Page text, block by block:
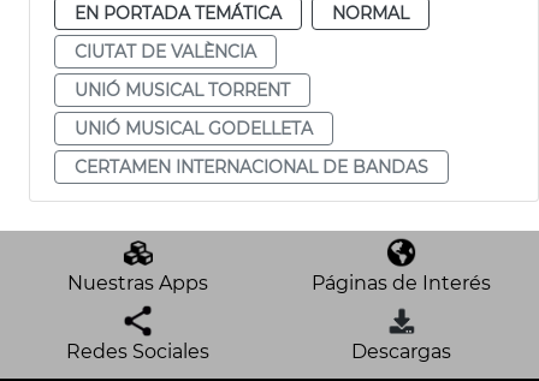
EN PORTADA TEMÁTICA
NORMAL
CIUTAT DE VALÈNCIA
UNIÓ MUSICAL TORRENT
UNIÓ MUSICAL GODELLETA
CERTAMEN INTERNACIONAL DE BANDAS
Nuestras Apps Páginas de Interés
Redes Sociales Descargas